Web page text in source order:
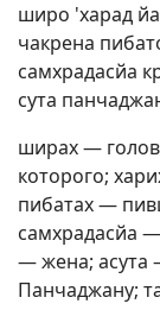
широ 'харад
чакрена
самхрадасйа
сута
ширах —
которого;
пибатах —
самхрадасйа
— жена;
Панчаджану;